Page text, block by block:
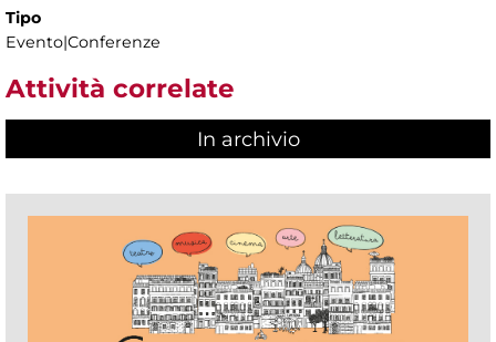
Tipo
Evento|Conferenze
Attività correlate
In archivio